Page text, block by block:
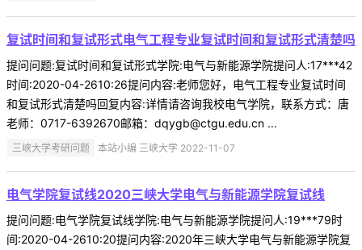
复试时间和复试形式电气工程专业复试时间和复试形式清楚吗
提问问题:复试时间和复试形式学院:电气与新能源学院提问人:17***42
时间:2020-04-2610:26提问内容:老师您好，电气工程专业复试时间
和复试形式清楚吗回复内容:详情请咨询我校电气学院，联系方式：唐
老师：0717-6392670邮箱：dqygb@ctgu.edu.cn ...
三峡大学考研问题 本站小编 三峡大学 2022-11-07
电气学院复试线2020三峡大学电气与新能源学院复试线
提问问题:电气学院复试线学院:电气与新能源学院提问人:19***79时
间:2020-04-2610:20提问内容:2020年三峡大学电气与新能源学院复